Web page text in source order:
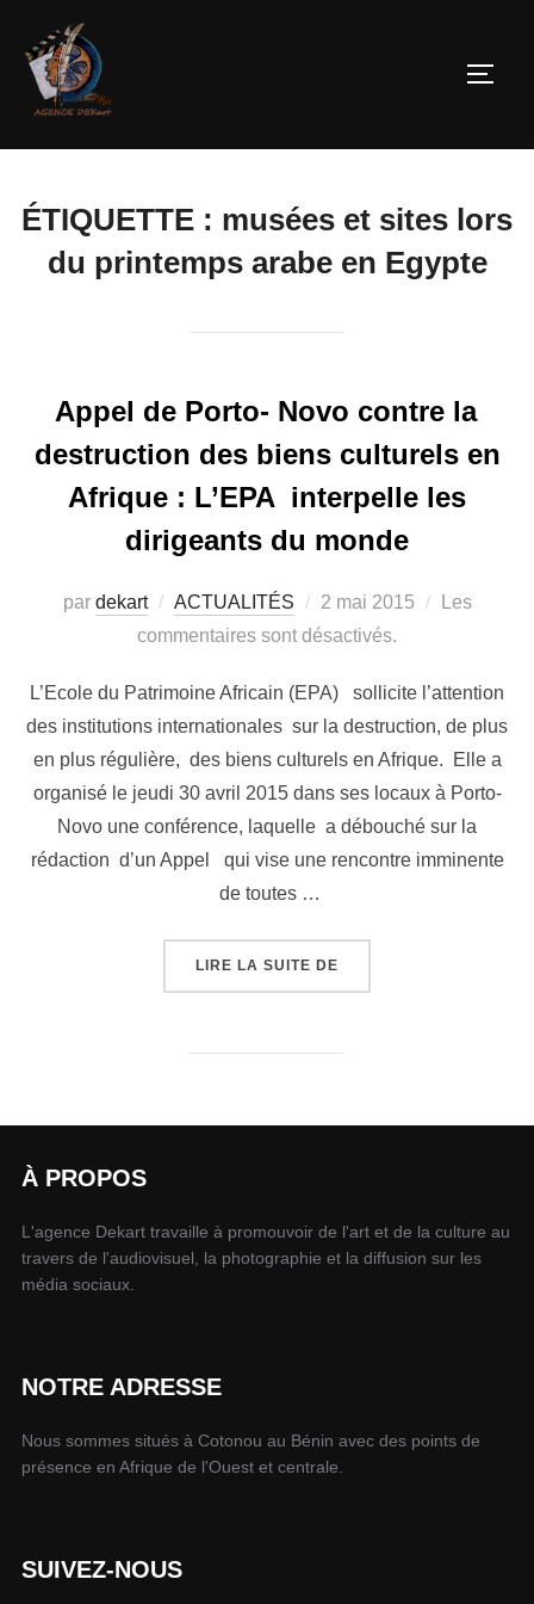
ÉTIQUETTE : musées et sites lors
du printemps arabe en Egypte
Appel de Porto- Novo contre la
destruction des biens culturels en
Afrique : L’EPA interpelle les
dirigeants du monde
par dekart ACTUALITÉS 2 mai 2015
Les
commentaires sont désactivés.
L’Ecole du Patrimoine Africain (EPA) sollicite l’attention
des institutions internationales sur la destruction, de plus
en plus régulière, des biens culturels en Afrique. Elle a
organisé le jeudi 30 avril 2015 dans ses locaux à Porto-
Novo une conférence, laquelle a débouché sur la
rédaction d’un Appel qui vise une rencontre imminente
de toutes …
LIRE LA SUITE DE
À PROPOS
L'agence Dekart travaille à promouvoir de l'art et de la culture au
travers de l'audiovisuel, la photographie et la diffusion sur les
média sociaux.
NOTRE ADRESSE
Nous sommes situés à Cotonou au Bénin avec des points de
présence en Afrique de l'Ouest et centrale.
SUIVEZ-NOUS